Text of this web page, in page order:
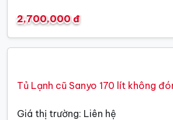
2,700,000 đ
Tủ Lạnh cũ Sanyo 170 lít không
Giá thị trường: Liên hệ